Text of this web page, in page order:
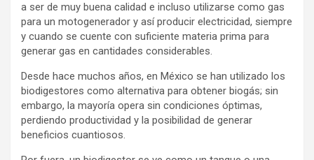
a ser de muy buena calidad e incluso utilizarse como gas
para un motogenerador y así producir electricidad, siempre
y cuando se cuente con suficiente materia prima para
generar gas en cantidades considerables.
Desde hace muchos años, en México se han utilizado los
biodigestores como alternativa para obtener biogás; sin
embargo, la mayoría opera sin condiciones óptimas,
perdiendo productividad y la posibilidad de generar
beneficios cuantiosos.